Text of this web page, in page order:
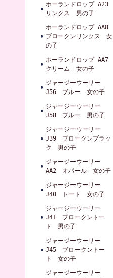
ホーランドロップ A23
リンクス 男の子
ホーランドロップ AA8
ブロークンリンクス 女
の子
ホーランドロップ AA7
クリーム 女の子
ジャージーウーリー
J56 ブルー 女の子
ジャージーウーリー
J58 ブルー 男の子
ジャージーウーリー
J39 ブロークンブラッ
ク 男の子
ジャージーウーリー
AA2 オパール 女の子
ジャージーウーリー
J40 トート 女の子
ジャージーウーリー
J41 ブロークントー
ト 男の子
ジャージーウーリー
J45 ブロークントー
ト 女の子
ジャージーウーリー